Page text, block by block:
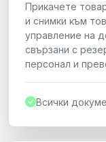
Прикачете
и снимки към
управление на
свързани с
персонал и
Всички